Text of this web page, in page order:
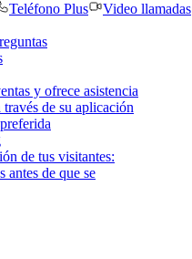
Teléfono Plus Video llamadas
y ofrece asistencia
través de su aplicación
de tus visitantes:
antes de que se